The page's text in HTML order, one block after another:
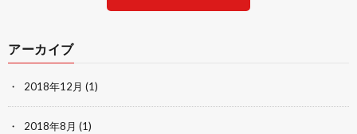
アーカイブ
2018年12月 (1)
2018年8月 (1)